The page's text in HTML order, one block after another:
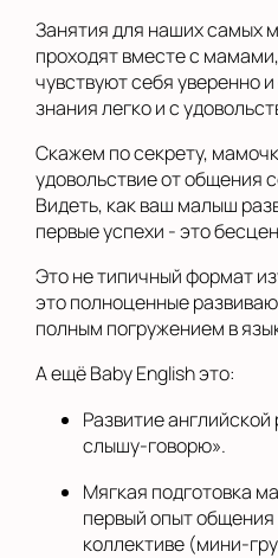
Занятия для наших самых
проходят вместе с
чувствуют себя уверенно
знания легко и с
Скажем по секрету,
удовольствие от общения
Видеть, как ваш малыш
первые успехи - это
Это не типичный формат
это полноценные
полным погружением в
А ещё Baby English это:
Развитие
слышу-говорю».
Мягкая подготовка
первый опыт
коллективе (мини-